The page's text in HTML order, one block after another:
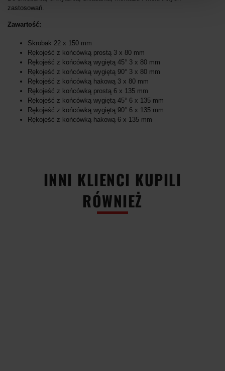
zastosowań.
Zawartość:
Skrobak 22 x 150 mm
Rękojeść z końcówką prostą 3 x 80 mm
Rękojeść z końcówką wygiętą 45° 3 x 80 mm
Rękojeść z końcówką wygiętą 90° 3 x 80 mm
Rękojeść z końcówką hakową 3 x 80 mm
Rękojeść z końcówką prostą 6 x 135 mm
Rękojeść z końcówką wygiętą 45° 6 x 135 mm
Rękojeść z końcówką wygiętą 90° 6 x 135 mm
Rękojeść z końcówką hakową 6 x 135 mm
INNI KLIENCI KUPILI
RÓWNIEŻ